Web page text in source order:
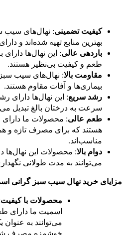
کیفیت تضمینی: نهال‌های سیب
بهترین منابع تهیه شده‌اند و
باردهی عالی: این نهال‌ها دارای
طعم و کیفیت بی‌نظیر هستند.
مقاومت بالا: نهال‌های سیب سبز
بیماری‌ها و آفات مقاوم هستند.
رشد سریع: این نهال‌ها دارای
سرعت به درختان بالغ تبدیل
طعم عالی: محصولات ما
هستند که برای مصرف تازه و
مناسب‌اند.
دوام بالا: محصولات این نهال‌ها
می‌توانند به مدت طولانی
مزایای خرید نهال سیب سبز گرانی
محصولات با کیفیت
اسمیت ما دارای
می‌توانند به